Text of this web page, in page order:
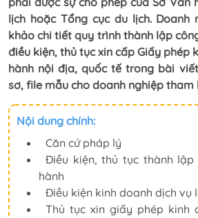
lịch hoặc Tổng cục du lịch. Doanh
khảo chi tiết quy trình thành lập
điều kiện, thủ tục xin cấp Giấy phép
hành nội địa, quốc tế trong bài
sơ, file mẫu cho doanh nghiệp tham
Nội dung chính:
Căn cứ pháp lý
Điều kiện, thủ tục thành
hành
Điều kiện kinh doanh dịch vụ
Thủ tục xin giấy phép kinh